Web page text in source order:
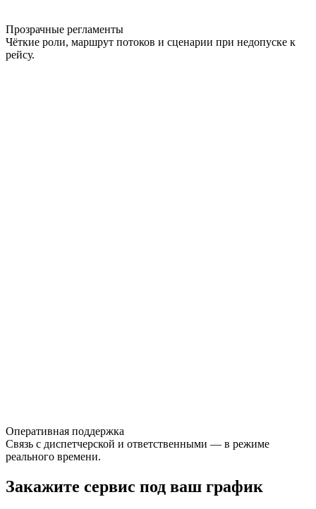
Прозрачные регламенты
Чёткие роли, маршрут потоков и сценарии при недопуске к
рейсу.
Оперативная поддержка
Связь с диспетчерской и ответственными — в режиме
реального времени.
Закажите сервис под ваш график